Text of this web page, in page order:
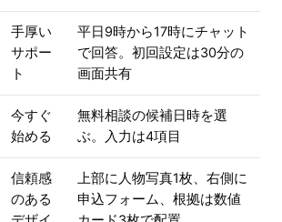
手厚い
サポー
ト
平日9時から17時にチャット
で回答。初回設定は30分の
画面共有
今すぐ
始める
無料相談の候補日時を選
ぶ。入力は4項目
信頼感
のある
上部に人物写真1枚、右側に
申込フォーム、根拠は数値